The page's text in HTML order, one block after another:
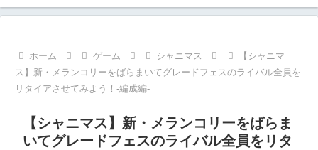
ホーム ゲーム シャニマス
【シャニマ
ス】新・メランコリーをばらまいてグレードフェスのライバル全員を
リタイアさせてみよう！-編成編-
【シャニマス】新・メランコリーをばらま
いてグレードフェスのライバル全員をリタ